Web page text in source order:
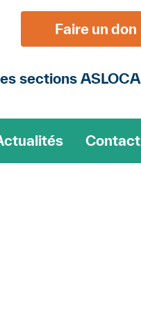
Faire un don
sections ASLOCA
Contact